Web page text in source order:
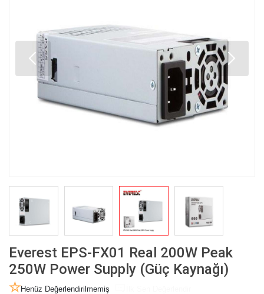
Everest EPS-FX01 Real 200W Peak
250W Power Supply (Güç Kaynağı)
Henüz Değerlendirilmemiş